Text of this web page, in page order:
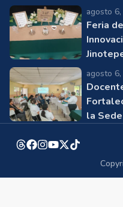
agosto
Feria
agosto
la